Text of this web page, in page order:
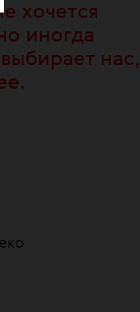
хочется
иногда
нас,